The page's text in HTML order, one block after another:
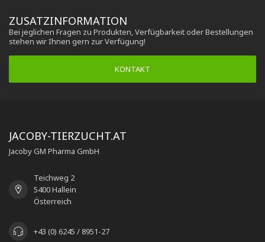
ZUSATZINFORMATION
Bei jeglichen Fragen zu Produkten, Verfügbarkeit oder Bestellungen
stehen wir Ihnen gern zur Verfügung!
KONTAKT
JACOBY-TIERZUCHT.AT
Jacoby GM Pharma GmbH
Teichweg 2
5400 Hallein
Österreich
+43 (0) 6245 / 8951-27